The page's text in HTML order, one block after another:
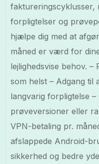
forpligtelser og
hjælpe dig med at
måned er værd for
lejlighedsvise behov. –
som helst – Adgang til
langvarig forpligtelse
prøveversioner eller
VPN-betaling pr.
afslappede Android-
sikkerhed og bedre